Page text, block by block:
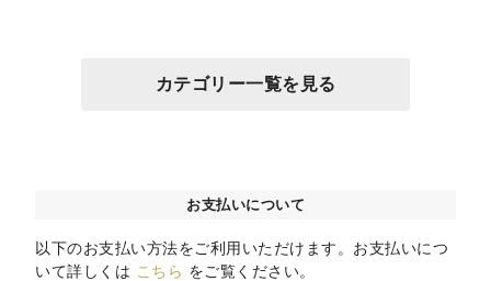
カテゴリー一覧を見る
お支払いについて
以下のお支払い方法をご利用いただけます。お支払いにつ
いて詳しくは こちら をご覧ください。